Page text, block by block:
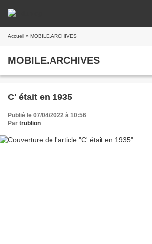
Accueil » MOBILE.ARCHIVES
MOBILE.ARCHIVES
C' était en 1935
Publié le 07/04/2022 à 10:56
Par trublion